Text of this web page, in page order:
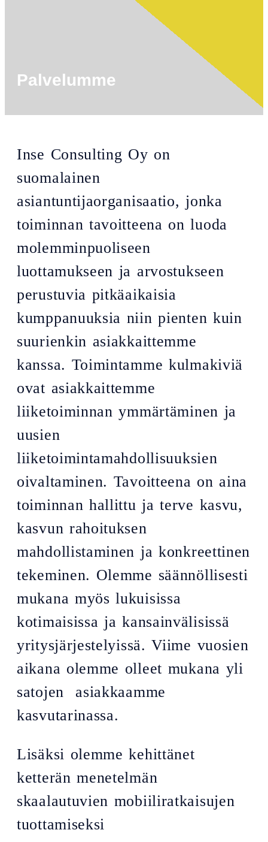
Palvelumme
Inse Consulting Oy on
suomalainen
asiantuntijaorganisaatio, jonka
toiminnan tavoitteena on luoda
molemminpuoliseen
luottamukseen ja arvostukseen
perustuvia pitkäaikaisia
kumppanuuksia niin pienten kuin
suurienkin asiakkaittemme
kanssa. Toimintamme kulmakiviä
ovat asiakkaittemme
liiketoiminnan ymmärtäminen ja
uusien
liiketoimintamahdollisuuksien
oivaltaminen. Tavoitteena on aina
toiminnan hallittu ja terve kasvu,
kasvun rahoituksen
mahdollistaminen ja konkreettinen
tekeminen. Olemme säännöllisesti
mukana myös lukuisissa
kotimaisissa ja kansainvälisissä
yritysjärjestelyissä. Viime vuosien
aikana olemme olleet mukana yli
satojen asiakkaamme
kasvutarinassa.
Lisäksi olemme kehittänet
ketterän menetelmän
skaalautuvien mobiiliratkaisujen
tuottamiseksi